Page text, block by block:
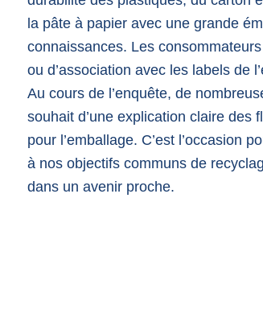
la pâte à papier avec une grande
connaissances. Les
ou d’association avec les labels de
Au cours de l’enquête, de
souhait d’une explication claire des
pour l’emballage. C’est l’occasion
à nos objectifs communs de
dans un avenir proche.